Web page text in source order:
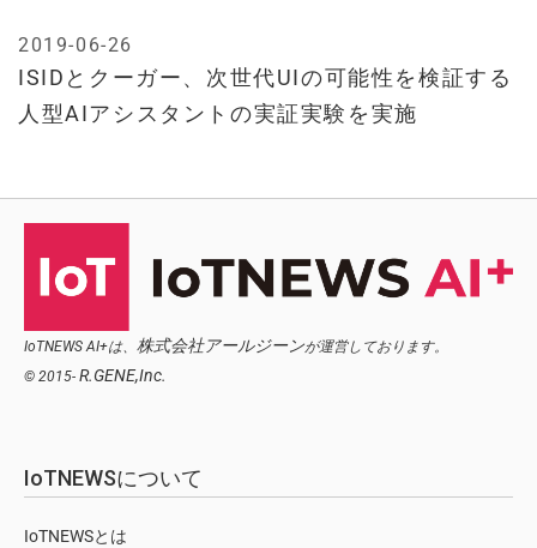
ISIDとクーガー、次世代UIの可能性を検証する
人型AIアシスタントの実証実験を実施
2019-06-26
IoTNEWS AI+は、 株式会社アールジーンが運営しております。
© 2015- R.GENE,Inc.
IoTNEWSについて
IoTNEWSとは